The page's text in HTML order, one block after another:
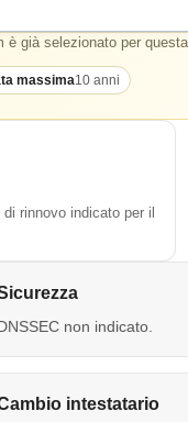
già selezionato per
massima10 anni
rinnovo indicato per il
non indicato.
intestatario